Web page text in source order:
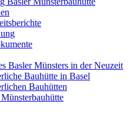
Basler Münsters in der Neuzeit
Bauhütte in Basel
Bauhütten